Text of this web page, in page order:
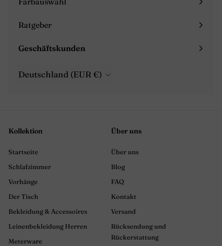
Ratgeber
Menü
maximieren
Geschäftskunden
Deutschland (EUR €)
Kollektion
Startseite
Schlafzimmer
Vorhänge
Der Tisch
Bekleidung & Accessoires
Leinenbekleidung Herren
Meterware
Über uns
Über uns
Blog
FAQ
Kontakt
Versand
Rücksendung und
Rückerstattung